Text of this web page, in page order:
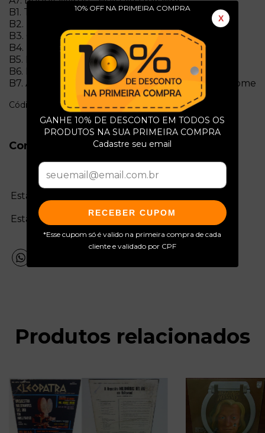
10% OFF NA PRIMEIRA COMPRA
X
GANHE 10% DE DESCONTO EM TODOS OS
PRODUTOS NA SUA PRIMEIRA COMPRA
Cadastre seu email
RECEBER CUPOM
*Esse cupom só é valido na primeira compra de cada
cliente e validado por CPF
B1. Twins - Tenderness
B2. Leroy Hutson - So In Love With You
B3. Carol Douglas - Will We Make It Tonight?
B4. Riccardo Cocciante - Era Gia' Tutto Previsto
B5. Bunny Sigler - Picture Us
B6. Elton John - Island Girl
B7. Arthur Alexander - Everyday I Have To Cry Some
Código: l2273
Conservação do Produto
Estado da mídia:
Estado da capa:
Produtos relacionados